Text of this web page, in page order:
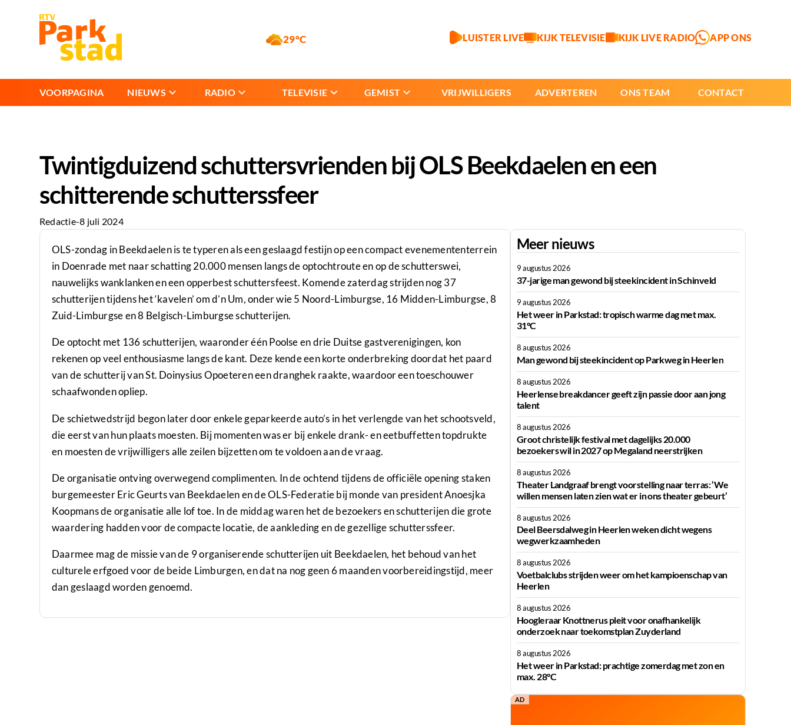
29°C LUISTER LIVE KIJK TELEVISIE KIJK LIVE RADIO APP ONS
VOORPAGINA NIEUWS RADIO TELEVISIE GEMIST VRIJWILLIGERS ADVERTEREN ONS TEAM CONTACT
Twintigduizend schuttersvrienden bij OLS Beekdaelen en een
schitterende schutterssfeer
Redactie-8 juli 2024
OLS-zondag in Beekdaelen is te typeren als een geslaagd festijn op een compact evenemententerrein
in Doenrade met naar schatting 20.000 mensen langs de optochtroute en op de schutterswei,
nauwelijks wanklanken en een opperbest schuttersfeest. Komende zaterdag strijden nog 37
schutterijen tijdens het ‘kavelen’ om d’n Um, onder wie 5 Noord-Limburgse, 16 Midden-Limburgse, 8
Zuid-Limburgse en 8 Belgisch-Limburgse schutterijen.
De optocht met 136 schutterijen, waaronder één Poolse en drie Duitse gastverenigingen, kon
rekenen op veel enthousiasme langs de kant. Deze kende een korte onderbreking doordat het paard
van de schutterij van St. Doinysius Opoeteren een dranghek raakte, waardoor een toeschouwer
schaafwonden opliep.
De schietwedstrijd begon later door enkele geparkeerde auto’s in het verlengde van het schootsveld,
die eerst van hun plaats moesten. Bij momenten was er bij enkele drank- en eetbuffetten topdrukte
en moesten de vrijwilligers alle zeilen bijzetten om te voldoen aan de vraag.
De organisatie ontving overwegend complimenten. In de ochtend tijdens de officiële opening staken
burgemeester Eric Geurts van Beekdaelen en de OLS-Federatie bij monde van president Anoesjka
Koopmans de organisatie alle lof toe. In de middag waren het de bezoekers en schutterijen die grote
waardering hadden voor de compacte locatie, de aankleding en de gezellige schutterssfeer.
Daarmee mag de missie van de 9 organiserende schutterijen uit Beekdaelen, het behoud van het
culturele erfgoed voor de beide Limburgen, en dat na nog geen 6 maanden voorbereidingstijd, meer
dan geslaagd worden genoemd.
Meer nieuws
9 augustus 2026
37-jarige man gewond bij steekincident in Schinveld
9 augustus 2026
Het weer in Parkstad: tropisch warme dag met max.
31°C
8 augustus 2026
Man gewond bij steekincident op Parkweg in Heerlen
8 augustus 2026
Heerlense breakdancer geeft zijn passie door aan jong
talent
8 augustus 2026
Groot christelijk festival met dagelijks 20.000
bezoekers wil in 2027 op Megaland neerstrijken
8 augustus 2026
Theater Landgraaf brengt voorstelling naar terras: ‘We
willen mensen laten zien wat er in ons theater gebeurt’
8 augustus 2026
Deel Beersdalweg in Heerlen weken dicht wegens
wegwerkzaamheden
8 augustus 2026
Voetbalclubs strijden weer om het kampioenschap van
Heerlen
8 augustus 2026
Hoogleraar Knottnerus pleit voor onafhankelijk
onderzoek naar toekomstplan Zuyderland
8 augustus 2026
Het weer in Parkstad: prachtige zomerdag met zon en
max. 28°C
AD